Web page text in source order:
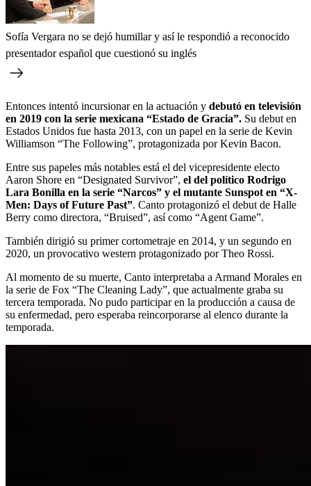
Sofía Vergara no se dejó humillar y así le respondió a reconocido
presentador español que cuestionó su inglés
Entonces intentó incursionar en la actuación y debutó en televisión
en 2019 con la serie mexicana “Estado de Gracia”. Su debut en
Estados Unidos fue hasta 2013, con un papel en la serie de Kevin
Williamson “The Following”, protagonizada por Kevin Bacon.
Entre sus papeles más notables está el del vicepresidente electo
Aaron Shore en “Designated Survivor”, el del político Rodrigo
Lara Bonilla en la serie “Narcos” y el mutante Sunspot en “X-
Men: Days of Future Past”. Canto protagonizó el debut de Halle
Berry como directora, “Bruised”, así como “Agent Game”.
También dirigió su primer cortometraje en 2014, y un segundo en
2020, un provocativo western protagonizado por Theo Rossi.
Al momento de su muerte, Canto interpretaba a Armand Morales en
la serie de Fox “The Cleaning Lady”, que actualmente graba su
tercera temporada. No pudo participar en la producción a causa de
su enfermedad, pero esperaba reincorporarse al elenco durante la
temporada.